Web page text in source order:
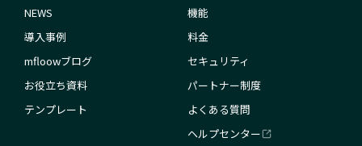
NEWS
導入事例
mfloowブログ
お役立ち資料
テンプレート
機能
料金
セキュリティ
パートナー制度
よくある質問
ヘルプセンター